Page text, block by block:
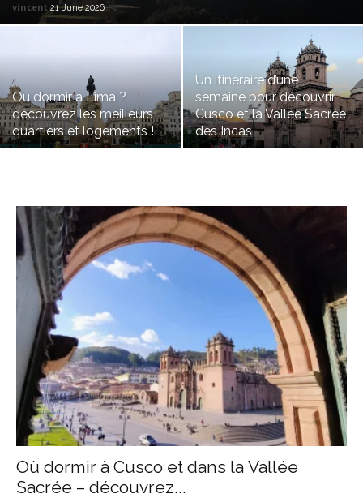
vincent 21 June 2026
Où dormir à Lima ?
découvrez les meilleurs
quartiers et logements !
Un itinéraire d’une
semaine pour découvrir
Cusco et la Vallée Sacrée
des Incas
Où dormir à Cusco et dans la Vallée
Sacrée – découvrez...